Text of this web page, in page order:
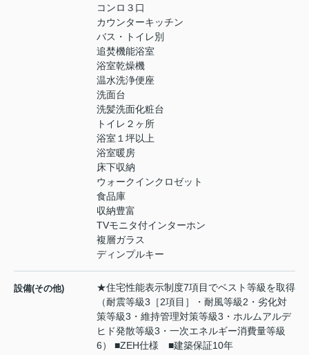
コンロ３口
カウンターキッチン
バス・トイレ別
追焚機能浴室
浴室乾燥機
温水洗浄便座
洗面台
洗髪洗面化粧台
トイレ２ヶ所
浴室１坪以上
浴室暖房
床下収納
ウォークインクロゼット
食品庫
収納豊富
TVモニタ付インターホン
複層ガラス
ディンプルキー
設備(その他)
★住宅性能表示制度7項目でベスト等級を取得
（耐震等級3［2項目］・耐風等級2・劣化対
策等級3・維持管理対策等級3・ホルムアルデ
ヒド発散等級3・一次エネルギー消費量等級
6） ■ZEH仕様 ■建築保証10年